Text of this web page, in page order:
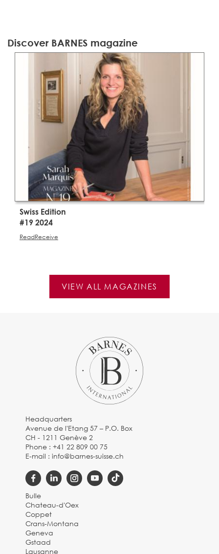
Discover BARNES magazine
Swiss Edition
#19 2024
ReadReceive
VIEW ALL MAGAZINES
Headquarters
Avenue de l'Etang 57 – P.O. Box
CH - 1211 Genève 2
Phone :+41 22 809 00 75
E-mail :info@barnes-suisse.ch
Bulle
Chateau-d'Oex
Coppet
Crans-Montana
Geneva
Gstaad
Lausanne